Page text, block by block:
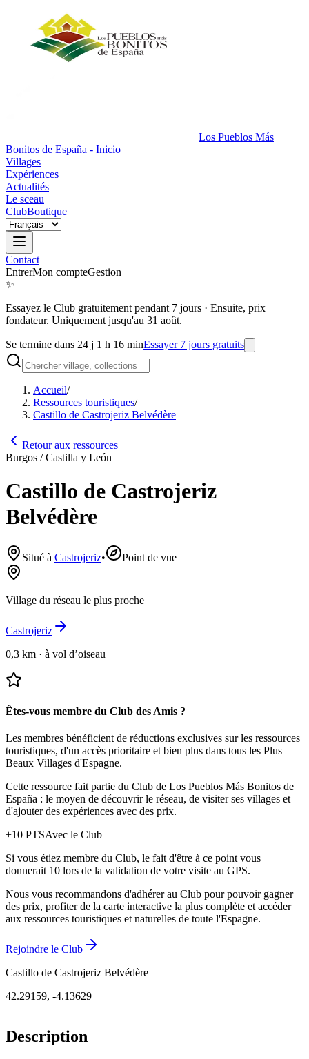
Los Pueblos Más
Bonitos de España - Inicio
Villages
Expériences
Actualités
Le sceau
ClubBoutique
Contact
EntrerMon compteGestion
✨
Essayez le Club gratuitement pendant 7 jours · Ensuite, prix
fondateur. Uniquement jusqu'au 31 août.
Se termine dans 24 j 1 h 16 minEssayer 7 jours gratuits
Accueil/
Ressources touristiques/
Castillo de Castrojeriz Belvédère
Retour aux ressources
Burgos / Castilla y León
Castillo de Castrojeriz
Belvédère
Situé à Castrojeriz• Point de vue
Village du réseau le plus proche
Castrojeriz
0,3 km · à vol d’oiseau
Êtes-vous membre du Club des Amis ?
Les membres bénéficient de réductions exclusives sur les ressources
touristiques, d'un accès prioritaire et bien plus dans tous les Plus
Beaux Villages d'Espagne.
Cette ressource fait partie du Club de Los Pueblos Más Bonitos de
España : le moyen de découvrir le réseau, de visiter ses villages et
d'ajouter des expériences avec des prix.
+10 PTSAvec le Club
Si vous étiez membre du Club, le fait d'être à ce point vous
donnerait 10 lors de la validation de votre visite au GPS.
Nous vous recommandons d'adhérer au Club pour pouvoir gagner
des prix, profiter de la carte interactive la plus complète et accéder
aux ressources touristiques et naturelles de toute l'Espagne.
Rejoindre le Club
Castillo de Castrojeriz Belvédère
42.29159, -4.13629
Description